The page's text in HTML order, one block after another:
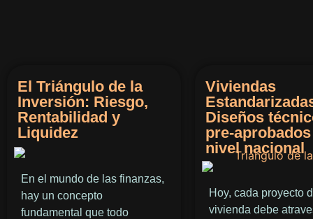
El Triángulo de la
Inversión: Riesgo,
Rentabilidad y
Liquidez
En el mundo de las finanzas,
hay un concepto
fundamental que todo
Viviendas
Diseños
pre-
nivel nacional
Hoy, cada proyecto
vivienda debe